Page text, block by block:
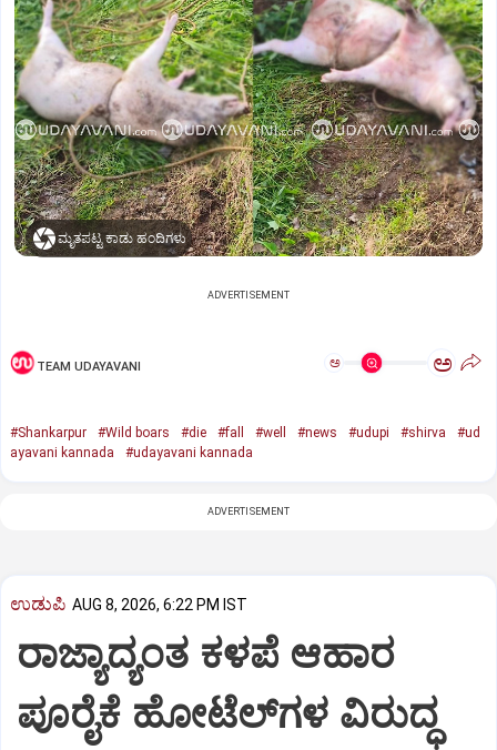
ಮೃತಪಟ್ಟ ಕಾಡು ಹಂದಿಗಳು
ADVERTISEMENT
TEAM UDAYAVANI ಅ ಅ
#Shankarpur #Wild boars #die #fall #well #news #udupi #shirva
#ud
ayavani kannada
#udayavani kannada
ADVERTISEMENT
ಉಡುಪಿ AUG 8, 2026, 6:22 PM IST
ರಾಜ್ಯಾದ್ಯಂತ ಕಳಪೆ ಆಹಾರ
ಪೂರೈಕೆ ಹೋಟೆಲ್‌ಗಳ ವಿರುದ್ಧ